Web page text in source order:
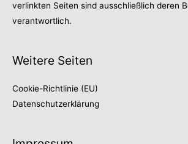
verlinkten Seiten sind ausschließlich deren
verantwortlich.
Weitere Seiten
Cookie-Richtlinie (EU)
Datenschutzerklärung